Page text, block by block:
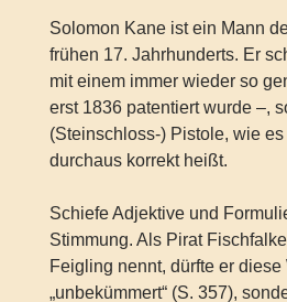
Solomon Kane ist ein Mann
frühen 17. Jahrhunderts. Er
mit einem immer wieder so
erst 1836 patentiert wurde –,
(Steinschloss-) Pistole, wie
durchaus korrekt heißt.
Schiefe Adjektive und
Stimmung. Als Pirat
Feigling nennt, dürfte er diese
„unbekümmert“ (S. 357),